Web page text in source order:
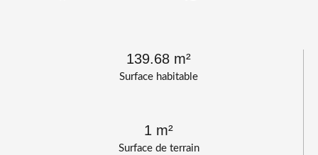
Surface habitable
139.68 m²
Surface de terrain
1 m²